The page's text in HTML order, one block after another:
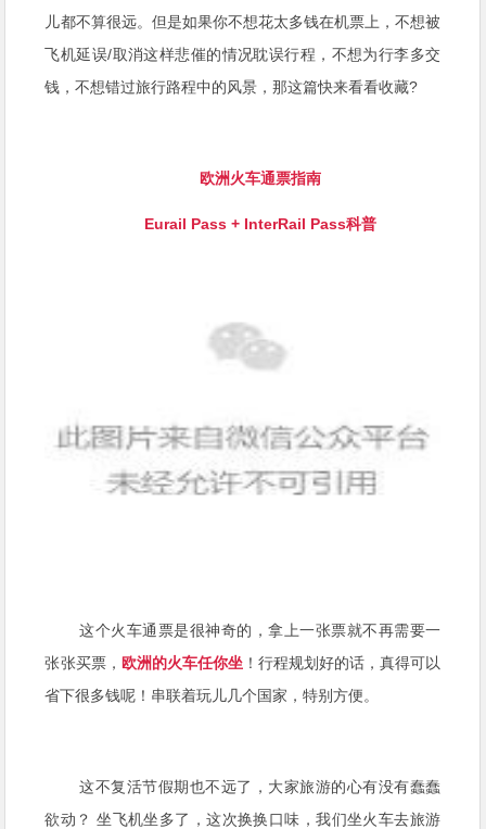
儿都不算很远。但是如果你不想花太多钱在机票上，不想被
飞机延误/取消这样悲催的情况耽误行程，不想为行李多交
钱，不想错过旅行路程中的风景，那这篇快来看看收藏?
欧洲火车通票指南
Eurail Pass + InterRail Pass科普
这个火车通票是很神奇的，拿上一张票就不再需要一
张张买票， 欧洲的火车任你坐！行程规划好的话，真得可以
省下很多钱呢！串联着玩儿几个国家，特别方便。
这不复活节假期也不远了，大家旅游的心有没有蠢蠢
欲动？ 坐飞机坐多了，这次换换口味，我们坐火车去旅游